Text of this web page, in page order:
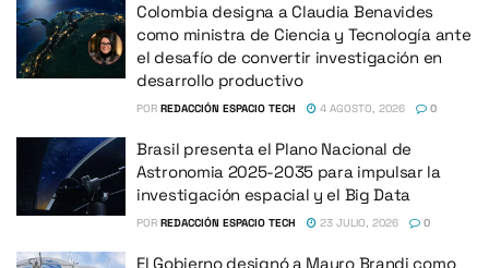
Colombia designa a Claudia Benavides
como ministra de Ciencia y Tecnología ante
el desafío de convertir investigación en
desarrollo productivo
POR REDACCIÓN ESPACIO TECH 4 AGOSTO, 2026 0
Brasil presenta el Plano Nacional de
Astronomia 2025-2035 para impulsar la
investigación espacial y el Big Data
POR REDACCIÓN ESPACIO TECH 23 JULIO, 2026 0
El Gobierno designó a Mauro Brandi como